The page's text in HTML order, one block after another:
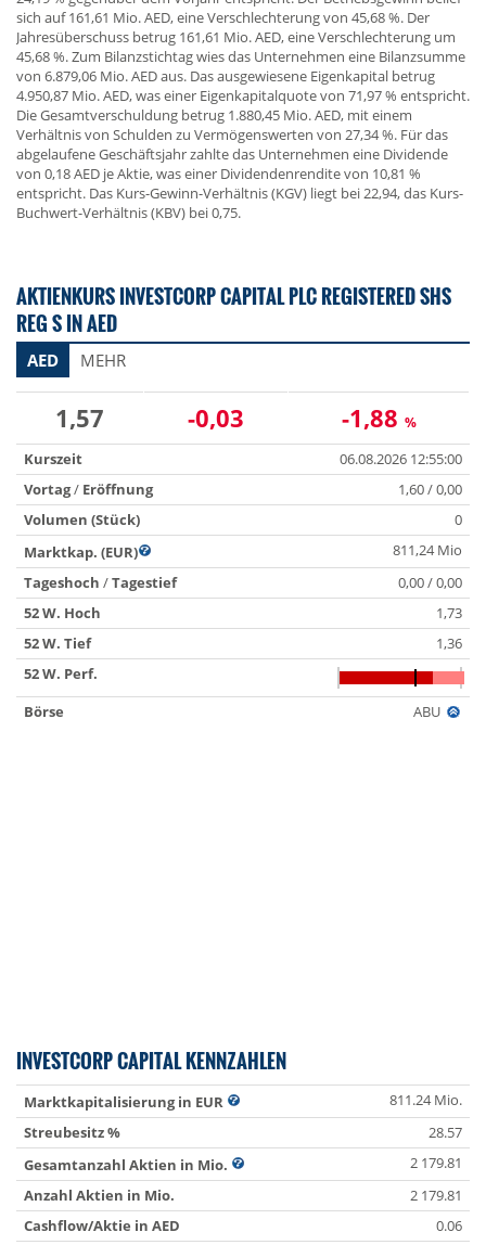
sich auf 161,61 Mio. AED, eine Verschlechterung von 45,68 %. Der
Jahresüberschuss betrug 161,61 Mio. AED, eine Verschlechterung um
45,68 %. Zum Bilanzstichtag wies das Unternehmen eine Bilanzsumme
von 6.879,06 Mio. AED aus. Das ausgewiesene Eigenkapital betrug
4.950,87 Mio. AED, was einer Eigenkapitalquote von 71,97 % entspricht.
Die Gesamtverschuldung betrug 1.880,45 Mio. AED, mit einem
Verhältnis von Schulden zu Vermögenswerten von 27,34 %. Für das
abgelaufene Geschäftsjahr zahlte das Unternehmen eine Dividende
von 0,18 AED je Aktie, was einer Dividendenrendite von 10,81 %
entspricht. Das Kurs-Gewinn-Verhältnis (KGV) liegt bei 22,94, das Kurs-
Buchwert-Verhältnis (KBV) bei 0,75.
AKTIENKURS INVESTCORP CAPITAL PLC REGISTERED SHS
REG S IN AED
AED MEHR
1,57 -0,03 -1,88 %
Kurszeit
06.08.2026 12:55:00
Vortag/ Eröffnung
1,60 / 0,00
Volumen (Stück)
0
Marktkap. (EUR)
811,24 Mio
Tageshoch /Tagestief
0,00 / 0,00
52 W. Hoch
1,73
52 W. Tief
1,36
52 W. Perf.
Börse
ABU
INVESTCORP CAPITAL KENNZAHLEN
Marktkapitalisierung in EUR
811.24 Mio.
Streubesitz %
28.57
Gesamtanzahl Aktien in Mio.
2 179.81
Anzahl Aktien in Mio.
2 179.81
Cashflow/Aktie in AED
0.06